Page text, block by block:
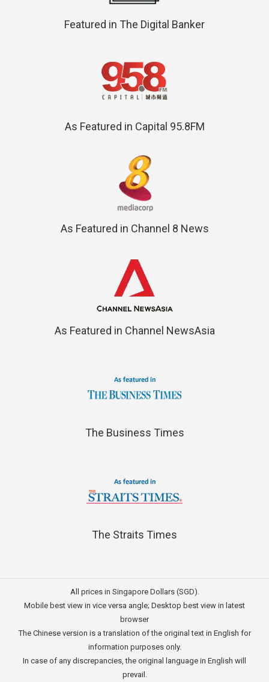
Featured in The Digital Banker
As Featured in Capital 95.8FM
As Featured in Channel 8 News
As Featured in Channel NewsAsia
The Business Times
The Straits Times
All prices in Singapore Dollars (SGD).
Mobile best view in vice versa angle; Desktop best view in latest
browser
The Chinese version is a translation of the original text in English for
information purposes only.
In case of any discrepancies, the original language in English will
prevail.